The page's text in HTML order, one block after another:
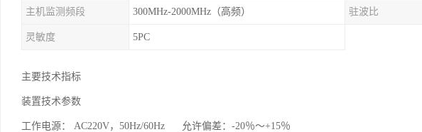
主机监测频段 300MHz-2000MHz（高频） 驻波比
灵敏度 5PC
主要技术指标
装置技术参数
工作电源： AC220V，50Hz/60Hz 允许偏差：-20％～+15％